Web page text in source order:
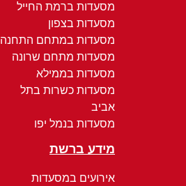
מסעדות ברמת החייל
מסעדות בצפון
מסעדות במתחם התחנה
מסעדות מתחם שרונה
מסעדות בממילא
מסעדות כשרות בתל
אביב
מסעדות בנמל יפו
מידע ברשת
אירועים במסעדות